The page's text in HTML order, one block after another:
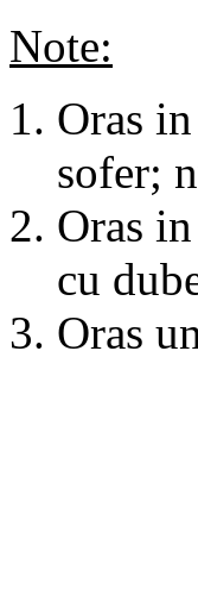
Note:
Oras
sofer;
Oras
cu
Oras